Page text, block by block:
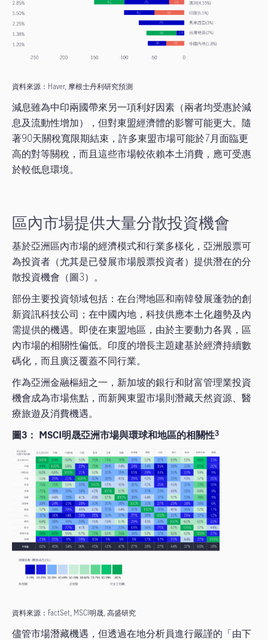
資料來源：Haver, 摩根士丹利研究預測
減息雖為中印兩國帶來另一項利好因素（兩者均受惠於減
息及流動性增加），但對東盟經濟體的影響可能更大。隨
著90天關稅寬限期結束，許多東盟市場可能於7月面臨更
高的對等關稅，而且這些市場較依賴本土消費，應可受惠
於較低息環境。
區內市場提供大量分散投資機會
基於亞洲區內市場的經濟模式和行業多樣化，亞洲股票可
為投資者（尤其是已發展市場股票投資者）提供潛在的分
散投資機會（圖3）。
部份主要投資領域包括：在台灣地區和南韓發展蓬勃的創
新資訊科技公司；在中國內地，科技供應本土化趨勢及內
需提供的機遇。即使在東盟地區，由於主要動力各異，區
內市場的相關性偏低。印度的增長主題建基於經濟持續數
碼化，而且廣泛覆蓋不同行業。
作為亞洲金融樞紐之一，新加坡的銀行和財富管理業投資
機會成為市場焦點，而新興東盟市場則潛藏天然資源、醫
療旅遊及消費機遇。
圖3： MSCI明晟亞洲市場與環球和地區的相關性3
資料來源：FactSet, MSCI明晟, 高盛研究
儘管市場潛藏機遇，但透過在地分析員進行嚴謹的「由下